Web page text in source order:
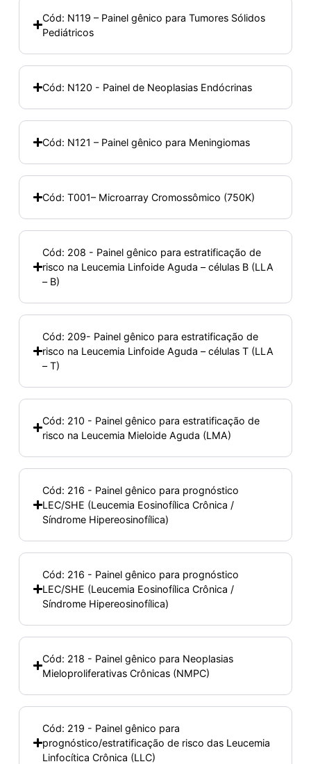
Cód: N119 – Painel gênico para Tumores Sólidos
Pediátricos
Cód: N120 - Painel de Neoplasias Endócrinas
Cód: N121 – Painel gênico para Meningiomas
Cód: T001– Microarray Cromossômico (750K)
Cód: 208 - Painel gênico para estratificação de
risco na Leucemia Linfoide Aguda – células B (LLA
– B)
Cód: 209- Painel gênico para estratificação de
risco na Leucemia Linfoide Aguda – células T (LLA
– T)
Cód: 210 - Painel gênico para estratificação de
risco na Leucemia Mieloide Aguda (LMA)
Cód: 216 - Painel gênico para prognóstico
LEC/SHE (Leucemia Eosinofílica Crônica /
Síndrome Hipereosinofílica)
Cód: 216 - Painel gênico para prognóstico
LEC/SHE (Leucemia Eosinofílica Crônica /
Síndrome Hipereosinofílica)
Cód: 218 - Painel gênico para Neoplasias
Mieloproliferativas Crônicas (NMPC)
Cód: 219 - Painel gênico para
prognóstico/estratificação de risco das Leucemia
Linfocítica Crônica (LLC)